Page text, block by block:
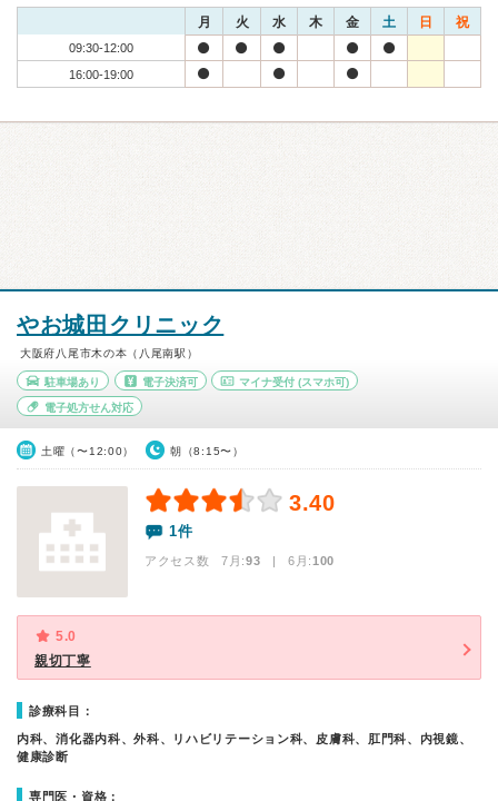
月 火 水 木 金 土 日 祝
09:30-12:00
16:00-19:00
やお城田クリニック
大阪府八尾市木の本（八尾南駅）
駐車場あり 電子決済可 マイナ受付 (スマホ可)
電子処方せん対応
土曜（〜12:00） 朝（8:15〜）
3.40
1件
アクセス数 7月:93 | 6月:100
5.0
親切丁寧
診療科目：
内科、消化器内科、外科、リハビリテーション科、皮膚科、肛門科、内視鏡、
健康診断
専門医・資格：